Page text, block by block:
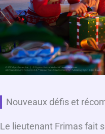
Nouveaux défis et
Le lieutenant Frimas fait